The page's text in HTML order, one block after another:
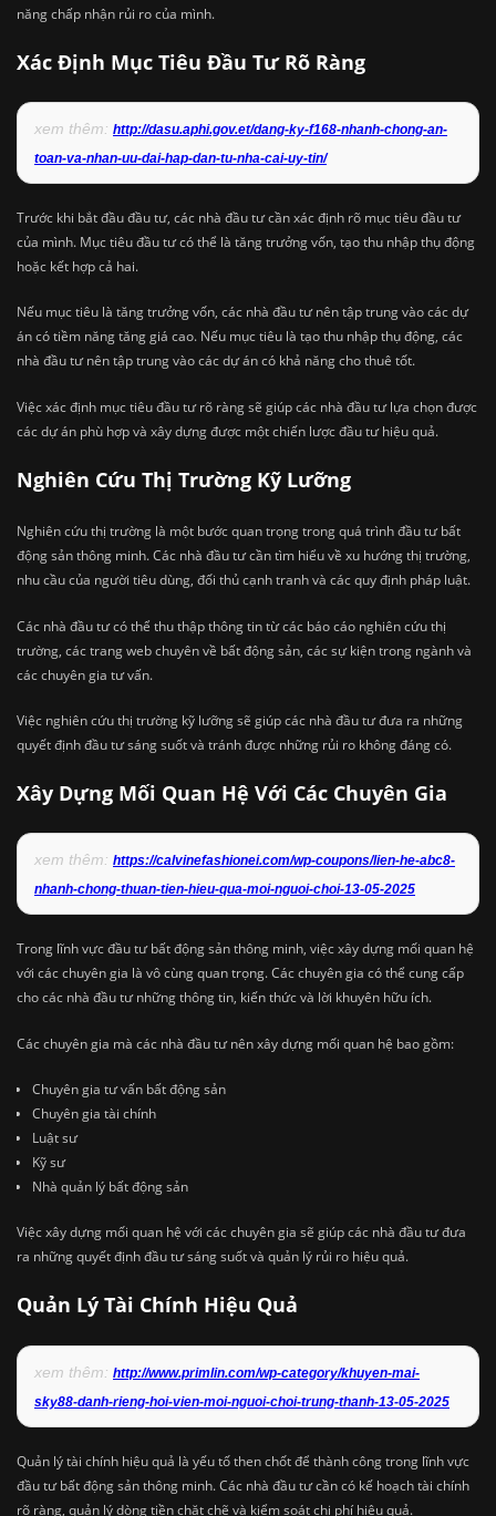
năng chấp nhận rủi ro của mình.
Xác Định Mục Tiêu Đầu Tư Rõ Ràng
xem thêm: http://dasu.aphi.gov.et/dang-ky-f168-nhanh-chong-an-
toan-va-nhan-uu-dai-hap-dan-tu-nha-cai-uy-tin/
Trước khi bắt đầu đầu tư, các nhà đầu tư cần xác định rõ mục tiêu đầu tư
của mình. Mục tiêu đầu tư có thể là tăng trưởng vốn, tạo thu nhập thụ động
hoặc kết hợp cả hai.
Nếu mục tiêu là tăng trưởng vốn, các nhà đầu tư nên tập trung vào các dự
án có tiềm năng tăng giá cao. Nếu mục tiêu là tạo thu nhập thụ động, các
nhà đầu tư nên tập trung vào các dự án có khả năng cho thuê tốt.
Việc xác định mục tiêu đầu tư rõ ràng sẽ giúp các nhà đầu tư lựa chọn được
các dự án phù hợp và xây dựng được một chiến lược đầu tư hiệu quả.
Nghiên Cứu Thị Trường Kỹ Lưỡng
Nghiên cứu thị trường là một bước quan trọng trong quá trình đầu tư bất
động sản thông minh. Các nhà đầu tư cần tìm hiểu về xu hướng thị trường,
nhu cầu của người tiêu dùng, đối thủ cạnh tranh và các quy định pháp luật.
Các nhà đầu tư có thể thu thập thông tin từ các báo cáo nghiên cứu thị
trường, các trang web chuyên về bất động sản, các sự kiện trong ngành và
các chuyên gia tư vấn.
Việc nghiên cứu thị trường kỹ lưỡng sẽ giúp các nhà đầu tư đưa ra những
quyết định đầu tư sáng suốt và tránh được những rủi ro không đáng có.
Xây Dựng Mối Quan Hệ Với Các Chuyên Gia
xem thêm: https://calvinefashionei.com/wp-coupons/lien-he-abc8-
nhanh-chong-thuan-tien-hieu-qua-moi-nguoi-choi-13-05-2025
Trong lĩnh vực đầu tư bất động sản thông minh, việc xây dựng mối quan hệ
với các chuyên gia là vô cùng quan trọng. Các chuyên gia có thể cung cấp
cho các nhà đầu tư những thông tin, kiến thức và lời khuyên hữu ích.
Các chuyên gia mà các nhà đầu tư nên xây dựng mối quan hệ bao gồm:
Chuyên gia tư vấn bất động sản
Chuyên gia tài chính
Luật sư
Kỹ sư
Nhà quản lý bất động sản
Việc xây dựng mối quan hệ với các chuyên gia sẽ giúp các nhà đầu tư đưa
ra những quyết định đầu tư sáng suốt và quản lý rủi ro hiệu quả.
Quản Lý Tài Chính Hiệu Quả
xem thêm: http://www.primlin.com/wp-category/khuyen-mai-
sky88-danh-rieng-hoi-vien-moi-nguoi-choi-trung-thanh-13-05-2025
Quản lý tài chính hiệu quả là yếu tố then chốt để thành công trong lĩnh vực
đầu tư bất động sản thông minh. Các nhà đầu tư cần có kế hoạch tài chính
rõ ràng, quản lý dòng tiền chặt chẽ và kiểm soát chi phí hiệu quả.